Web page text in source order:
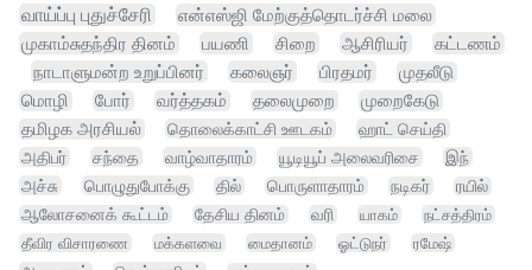
வாய்ப்பு புதுச்சேரி
என்எஸ்ஜி மேற்குத்தொடர்ச்சி மலை
முகாம்சுதந்திர தினம்
பயணி சிறை ஆசிரியர்
கட்டணம்
நாடாளுமன்ற உறுப்பினர்
கலைஞர் பிரதமர்
முதலீடு
மொழி
போர் வர்த்தகம் தலைமுறை
முறைகேடு
தமிழக அரசியல்
தொலைக்காட்சி ஊடகம்
ஹாட் செய்தி
அதிபர்
சந்தை வாழ்வாதாரம் யூடியூப் அலைவரிசை
இந்
அச்சு
பொழுதுபோக்கு தில் பொருளாதாரம் நடிகர்
ரயில்
ஆலோசனைக் கூட்டம்
தேசிய தினம் வரி யாகம்
நட்சத்திரம்
தீவிர விசாரணை
மக்களவை மைதானம் ஓட்டுநர்
ரமேஷ்